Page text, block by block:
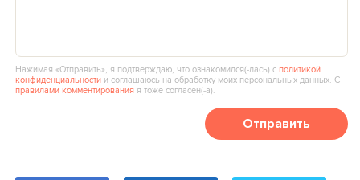
Нажимая «Отправить», я подтверждаю, что ознакомился(‑лась) сполитикой
конфиденциальности и соглашаюсь на обработку моих персональных данных. С
правилами комментирования я тоже согласен(‑а).
Отправить